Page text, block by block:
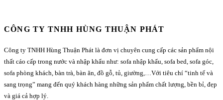
CÔNG TY TNHH HÙNG THUẬN PHÁT
Công ty TNHH Hùng Thuận Phát là đơn vị chuyên cung cấp các sản phẩm nội
thất cáo cấp trong nước và nhập khẩu như: sofa nhập khẩu, sofa bed, sofa góc,
sofa phòng khách, bàn trà, bàn ăn, đồ gỗ, tủ, giường,…Với tiêu chí “tinh tế và
sang trọng” mang đến quý khách hàng những sản phẩm chất lượng, bền bỉ, đẹp
và giá cả hợp lý.